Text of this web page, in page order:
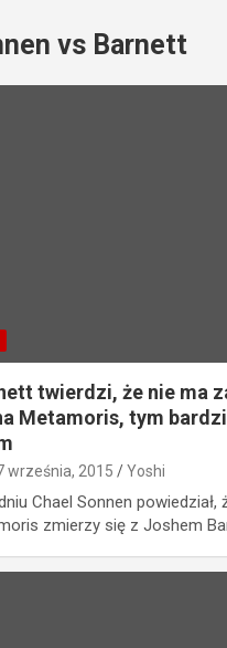
vs Barnett
twierdzi, że nie ma
Metamoris, tym
września, 2015 Yoshi
Chael Sonnen powiedział,
zmierzy się z Joshem